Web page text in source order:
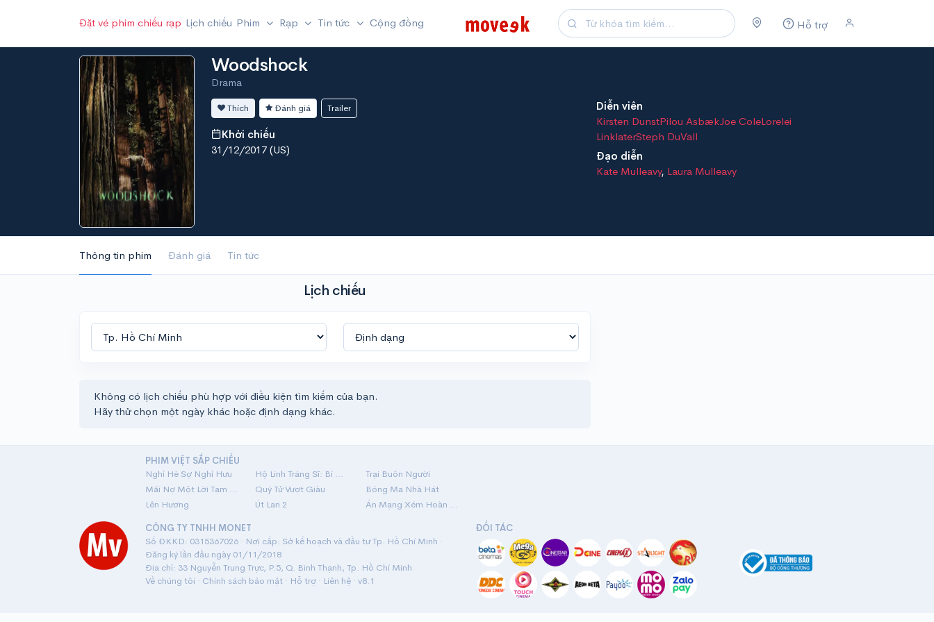
Hỗ trợ
Đặt vé phim chiếu rạp Lịch chiếu Phim Rạp Tin tức Cộng đồng
Woodshock
Drama
Thích Đánh giá Trailer
Khởi chiếu
31/12/2017 (US)
Diễn viên
Kirsten DunstPilou AsbækJoe ColeLorelei
LinklaterSteph DuVall
Đạo diễn
Kate Mulleavy, Laura Mulleavy
Thông tin phim Đánh giá Tin tức
Lịch chiếu
Không có lịch chiếu phù hợp với điều kiện tìm kiếm của bạn.
Hãy thử chọn một ngày khác hoặc định dạng khác.
PHIM VIỆT SẮP CHIẾU
Nghỉ Hè Sợ Nghỉ Hưu
Hộ Linh Tráng Sĩ: Bí Ẩn Mộ Vua Đinh
Trại Buôn Người
Mãi Nợ Một Lời Tạm Biệt
Quý Tử Vượt Giàu
Bóng Ma Nhà Hát
Lên Hương
Út Lan 2
Án Mạng Xém Hoàn Hảo
CÔNG TY TNHH MONET
Số ĐKKD: 0315367026 · Nơi cấp: Sở kế hoạch và đầu tư Tp. Hồ Chí Minh ·
Đăng ký lần đầu ngày 01/11/2018
Địa chỉ: 33 Nguyễn Trung Trực, P.5, Q. Bình Thạnh, Tp. Hồ Chí Minh
Về chúng tôi · Chính sách bảo mật· Hỗ trợ· Liên hệ· v8.1
ĐỐI TÁC